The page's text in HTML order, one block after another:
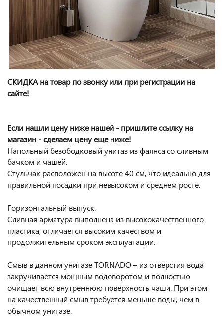
СКИДКА на товар по звонку или при регистрации на
сайте!
Если нашли цену ниже нашей - пришлите ссылку на
магазин - сделаем цену еще ниже!
Напольный безободковый унитаз из фаянса со сливным
бачком и чашей.
Стульчак расположен на высоте 40 см, что идеально для
правильной посадки при невысоком и среднем росте.
Горизонтальный выпуск.
Сливная арматура выполнена из высококачественного
пластика, отличается высоким качеством и
продолжительным сроком эксплуатации.
Смыв в данном унитазе TORNADO – из отверстия вода
закручивается мощным водоворотом и полностью
очищает всю внутреннюю поверхность чаши. При этом
на качественный смыв требуется меньше воды, чем в
обычном унитазе.